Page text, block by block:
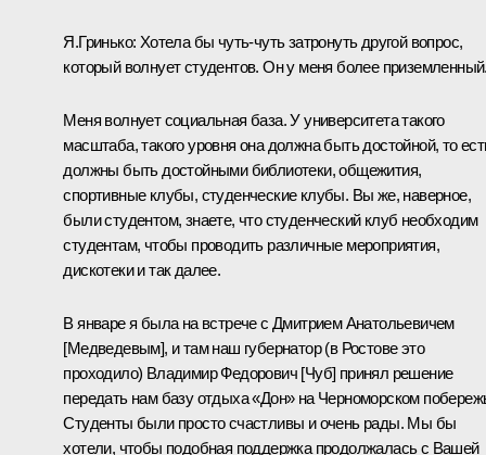
Я.Гринько: Хотела бы чуть-чуть затронуть другой вопрос,
который волнует студентов. Он у меня более
Меня волнует социальная база. У университета такого
масштаба, такого уровня она должна быть достойной, то
должны быть достойными библиотеки, общежития,
спортивные клубы, студенческие клубы. Вы же, наверное,
были студентом, знаете, что студенческий клуб необходим
студентам, чтобы проводить различные мероприятия,
дискотеки и так далее.
В январе я была на встрече с Дмитрием Анатольевичем
[Медведевым], и там наш губернатор (в Ростове это
проходило) Владимир Федорович [Чуб] принял решение
передать нам базу отдыха «Дон» на Черноморском
Студенты были просто счастливы и очень рады. Мы бы
хотели, чтобы подобная поддержка продолжалась с Вашей